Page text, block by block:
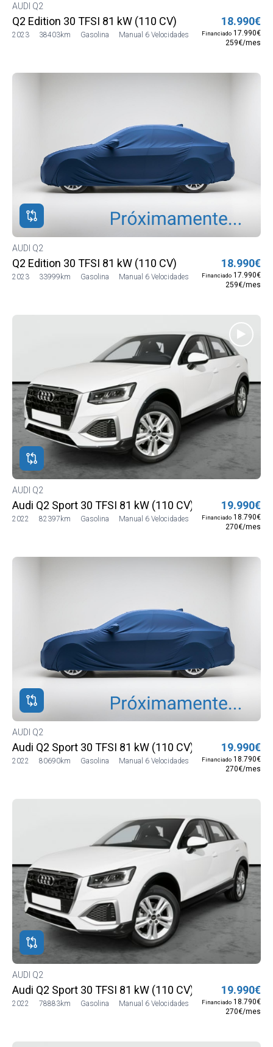
AUDI Q2
Q2 Edition 30 TFSI 81 kW (110 CV)
2023 38403km Gasolina Manual 6 Velocidades
18.990€
Financiado 17.990€
259€/mes
AUDI Q2
Q2 Edition 30 TFSI 81 kW (110 CV)
2023 33999km Gasolina Manual 6 Velocidades
18.990€
Financiado 17.990€
259€/mes
AUDI Q2
Audi Q2 Sport 30 TFSI 81 kW (110 CV)
2022 82397km Gasolina Manual 6 Velocidades
19.990€
Financiado 18.790€
270€/mes
AUDI Q2
Audi Q2 Sport 30 TFSI 81 kW (110 CV)
2022 80690km Gasolina Manual 6 Velocidades
19.990€
Financiado 18.790€
270€/mes
AUDI Q2
Audi Q2 Sport 30 TFSI 81 kW (110 CV)
2022 78883km Gasolina Manual 6 Velocidades
19.990€
Financiado 18.790€
270€/mes